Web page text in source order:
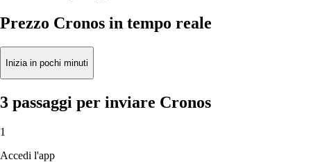
Prezzo Cronos in tempo reale
Inizia in pochi minuti
3 passaggi per inviare Cronos
1
Accedi l'app